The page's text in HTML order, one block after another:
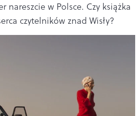
nareszcie w Polsce. Czy książka
czytelników znad Wisły?